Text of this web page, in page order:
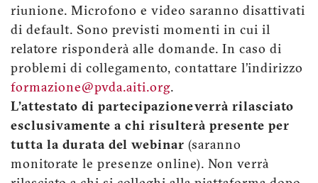
riunione. Microfono e video saranno disattivati
di default. Sono previsti momenti in cui il
relatore risponderà alle domande. In caso di
problemi di collegamento, contattare l’indirizzo
formazione@pvda.aiti.org.
L’attestato di partecipazione verrà rilasciato
esclusivamente a chi risulterà presente per
tutta la durata del webinar (saranno
monitorate le presenze online). Non verrà